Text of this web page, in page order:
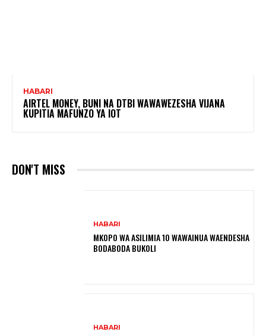
HABARI
AIRTEL MONEY, BUNI NA DTBI WAWAWEZESHA VIJANA
KUPITIA MAFUNZO YA IOT
DON'T MISS
HABARI
MKOPO WA ASILIMIA 10 WAWAINUA WAENDESHA
BODABODA BUKOLI
HABARI